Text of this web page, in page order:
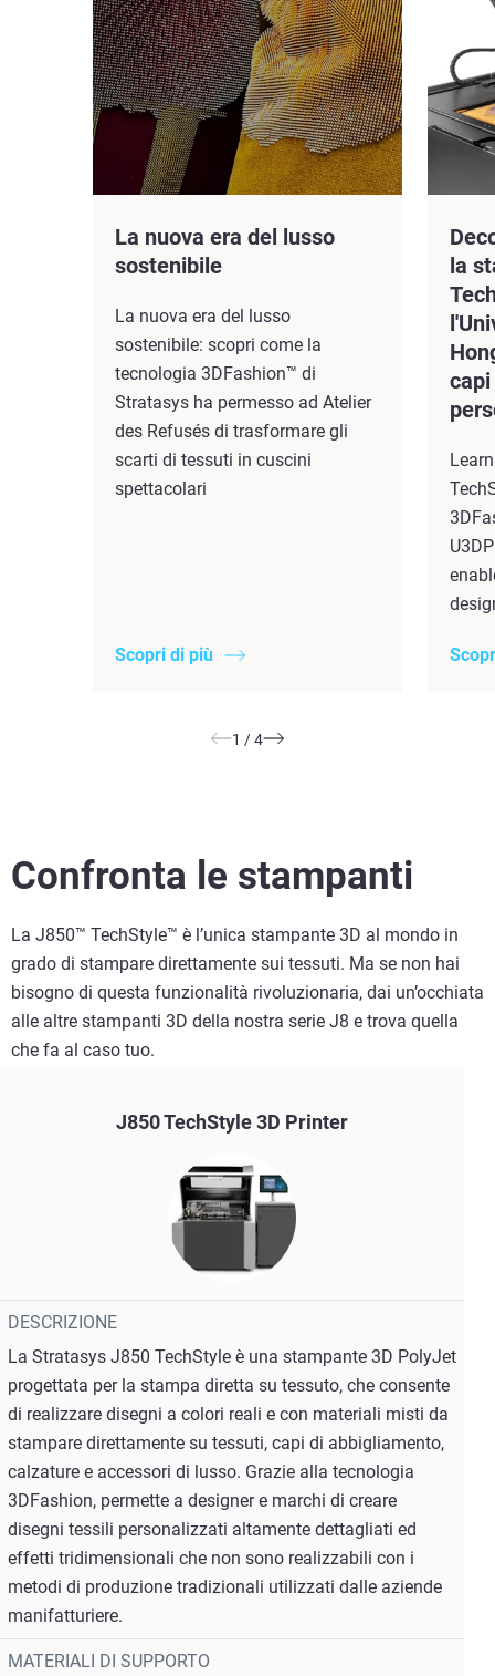
La nuova era del lusso
sostenibile
La nuova era del lusso
sostenibile: scopri come la
tecnologia 3DFashion™ di
Stratasys ha permesso ad Atelier
des Refusés di trasformare gli
scarti di tessuti in cuscini
spettacolari
Scopri di più
la
1 /4
Confronta le stampanti
La J850™ TechStyle™ è l’unica stampante 3D al mondo in
grado di stampare direttamente sui tessuti. Ma se non hai
bisogno di questa funzionalità rivoluzionaria, dai un’occhiata
alle altre stampanti 3D della nostra serie J8 e trova quella
che fa al caso tuo.
J850 TechStyle 3D Printer
DESCRIZIONE
La Stratasys J850 TechStyle è una stampante 3D PolyJet
progettata per la stampa diretta su tessuto, che consente
di realizzare disegni a colori reali e con materiali misti da
stampare direttamente su tessuti, capi di abbigliamento,
calzature e accessori di lusso. Grazie alla tecnologia
3DFashion, permette a designer e marchi di creare
disegni tessili personalizzati altamente dettagliati ed
effetti tridimensionali che non sono realizzabili con i
metodi di produzione tradizionali utilizzati dalle aziende
manifatturiere.
MATERIALI DI SUPPORTO